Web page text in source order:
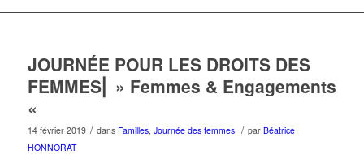
JOURNÉE POUR LES DROITS DES
FEMMES⎜ » Femmes & Engagements
«
14 février 2019 / dans Familles, Journée des femmes / par Béatrice
HONNORAT